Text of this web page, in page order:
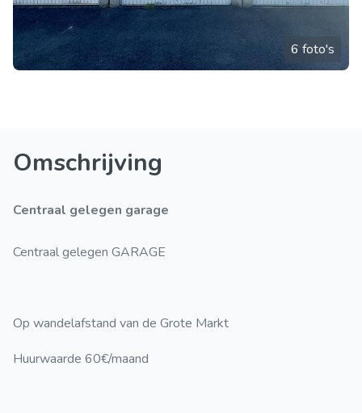
6 foto's
Omschrijving
Centraal gelegen garage
Centraal gelegen GARAGE
Op wandelafstand van de Grote Markt
Huurwaarde 60€/maand